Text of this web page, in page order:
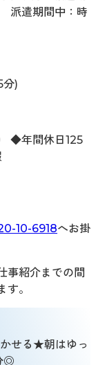
派遣期間中：時
分)
◆年間休日125
10-6918へお掛
事紹介までの間
。
せる★朝はゆっ
◎